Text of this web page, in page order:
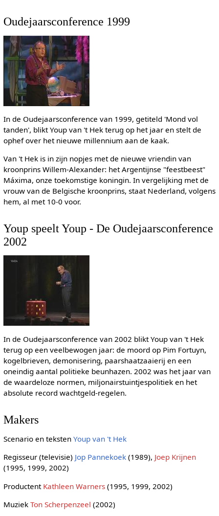
Oudejaarsconference 1999
In de Oudejaarsconference van 1999, getiteld 'Mond vol
tanden', blikt Youp van 't Hek terug op het jaar en stelt de
ophef over het nieuwe millennium aan de kaak.
Van 't Hek is in zijn nopjes met de nieuwe vriendin van
kroonprins Willem-Alexander: het Argentijnse "feestbeest"
Máxima, onze toekomstige koningin. In vergelijking met de
vrouw van de Belgische kroonprins, staat Nederland, volgens
hem, al met 10-0 voor.
Youp speelt Youp - De Oudejaarsconference
2002
In de Oudejaarsconference van 2002 blikt Youp van 't Hek
terug op een veelbewogen jaar: de moord op Pim Fortuyn,
kogelbrieven, demonisering, paarshaatzaaierij en een
oneindig aantal politieke beunhazen. 2002 was het jaar van
de waardeloze normen, miljonairstuintjespolitiek en het
absolute record wachtgeld-regelen.
Makers
Scenario en teksten Youp van 't Hek
Regisseur (televisie) Jop Pannekoek(1989), Joep Krijnen
(1995, 1999, 2002)
Productent Kathleen Warners(1995, 1999, 2002)
Muziek Ton Scherpenzeel (2002)